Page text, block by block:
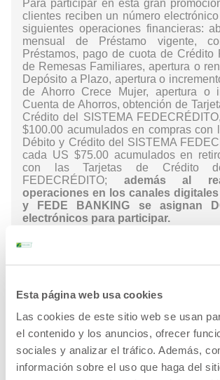
Esta página web usa cookies
Las cookies de este sitio web se usan
el contenido y los anuncios, ofrecer
sociales y analizar el tráfico. Además,
información sobre el uso que haga del
Para participar en esta gran
clientes reciben un número electrónico
siguientes operaciones financieras:
mensual de Préstamo vigente,
Préstamos, pago de cuota de Crédito
de Remesas Familiares, apertura o
Depósito a Plazo, apertura o
de Ahorro Crece Mujer, apertura o
Cuenta de Ahorros, obtención de
Crédito del SISTEMA
$100.00 acumulados en compras con
Débito y Crédito del SISTEMA
cada US $75.00 acumulados en
con las Tarjetas de Crédito
FEDECRÉDITO; además al
operaciones en los canales digitales
y FEDE BANKING se asignan
electrónicos para participar.
“Nos sentimos emocionados de
nuestros socios y clientes con la
salvadoreños, les invitamos
participar, ya que la invasión de
continúa llenando de alegría con
Si aún no eres socio o cliente,
puntos de atención y conoce
financieras que ofrecen las Cajas de
Bancos de los Trabajadores
FEDECRÉDITO para que